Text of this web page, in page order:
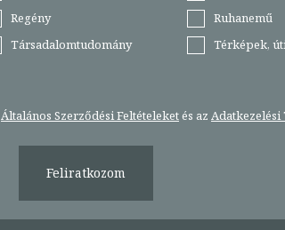
Regény
Ruhanemű
Társadalomtudomány
Térképek,
Általános Szerződési Feltételeketés az
Feliratkozom